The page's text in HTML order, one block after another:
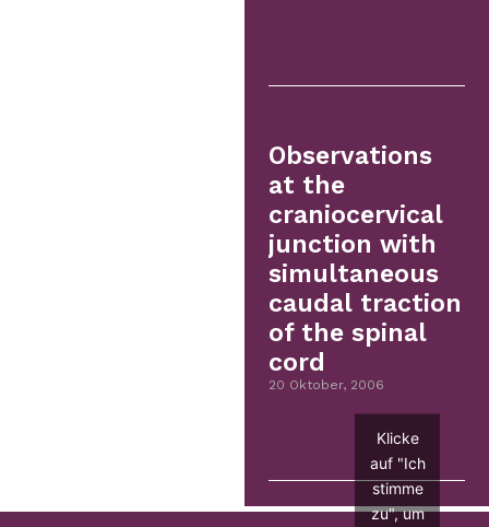
Observations
at the
craniocervical
junction with
simultaneous
caudal traction
of the spinal
cord
20 Oktober, 2006
Klicke
auf "Ich
stimme
zu", um